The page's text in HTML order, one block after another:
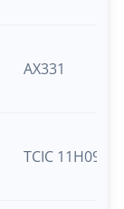
AX331
TCIC 11H0983